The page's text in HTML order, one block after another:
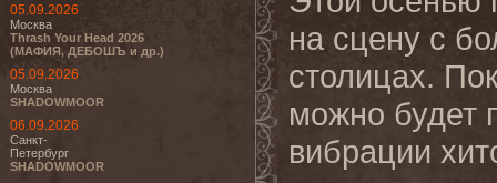
05.09.2026
Москва
Thrash Your Head 2026
(МАФИЯ, ДЕБОШЪ и др.)
05.09.2026
Москва
SHADOWMOOR
06.09.2026
Санкт-
Петербург
SHADOWMOOR
на сцену с
столицах.
можно будет
вибрации